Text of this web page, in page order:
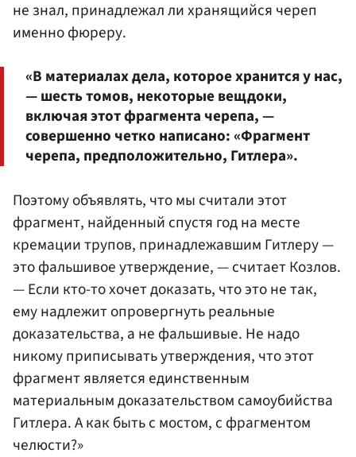
не знал, принадлежал ли хранящийся череп
именно фюреру.
«В материалах дела, которое хранится у нас,
— шесть томов, некоторые вещдоки,
включая этот фрагмента черепа, —
совершенно четко написано: «Фрагмент
черепа, предположительно, Гитлера».
Поэтому объявлять, что мы считали этот
фрагмент, найденный спустя год на месте
кремации трупов, принадлежавшим Гитлеру —
это фальшивое утверждение, — считает Козлов.
— Если кто-то хочет доказать, что это не так,
ему надлежит опровергнуть реальные
доказательства, а не фальшивые. Не надо
никому приписывать утверждения, что этот
фрагмент является единственным
материальным доказательством самоубийства
Гитлера. А как быть с мостом, с фрагментом
челюсти?»